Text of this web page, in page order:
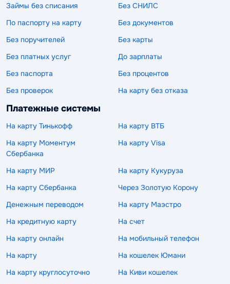
Займы без списания
Без СНИЛС
По паспорту на карту
Без документов
Без поручителей
Без карты
Без платных услуг
До зарплаты
Без паспорта
Без процентов
Без проверок
На карту без отказа
Платежные системы
На карту Тинькофф
На карту ВТБ
На карту Моментум
Сбербанка
На карту Visa
На карту МИР
На карту Кукуруза
На карту Сбербанка
Через Золотую Корону
Денежным переводом
На карту Маэстро
На кредитную карту
На счет
На карту онлайн
На мобильный телефон
На карту
На кошелек Юмани
На карту круглосуточно
На Киви кошелек